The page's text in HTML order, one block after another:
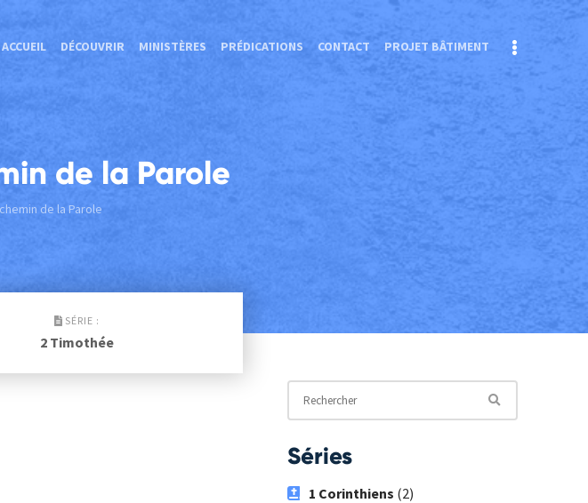
ACCUEIL DÉCOUVRIR MINISTÈRES PRÉDICATIONS CONTACT PROJET BÂTIMENT
de la Parole
de la Parole
SÉRIE :
2 Timothée
Séries
1 Corinthiens (2)